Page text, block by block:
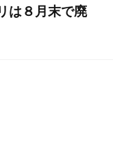
は８月末で廃